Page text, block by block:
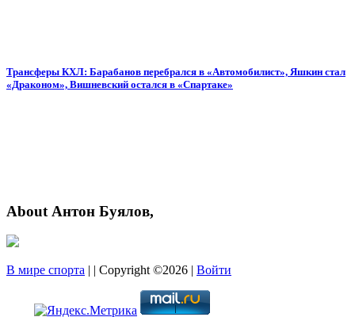
Трансферы КХЛ: Барабанов перебрался в «Автомобилист», Яшкин стал
«Драконом», Вишневский остался в «Спартаке»
About Антон Буялов,
В мире спорта | | Copyright ©2026 | Войти